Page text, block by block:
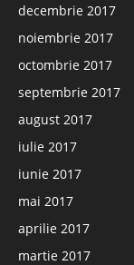
decembrie 2017
noiembrie 2017
octombrie 2017
septembrie 2017
august 2017
iulie 2017
iunie 2017
mai 2017
aprilie 2017
martie 2017